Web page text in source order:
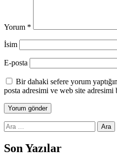
Yorum *
İsim
E-posta
Bir dahaki sefere yorum
posta adresimi ve web site adresimi
Arama:
Son Yazılar